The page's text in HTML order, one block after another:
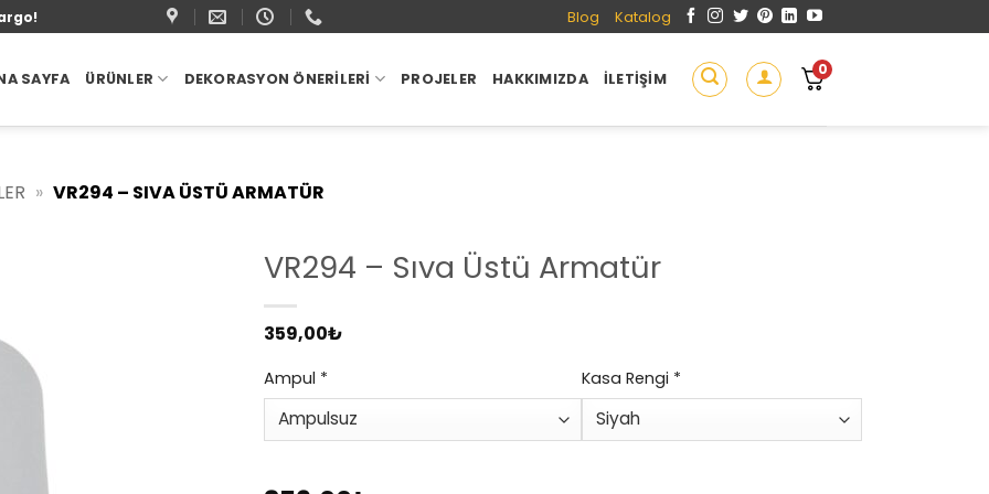
Blog Katalog
SAYFA ÜRÜNLER DEKORASYON ÖNERILERI PROJELER HAKKIMIZDA İLETIŞIM
0
» VR294 – SIVA ÜSTÜ ARMATÜR
VR294 – Sıva Üstü Armatür
359,00₺
Ampul * Kasa Rengi *